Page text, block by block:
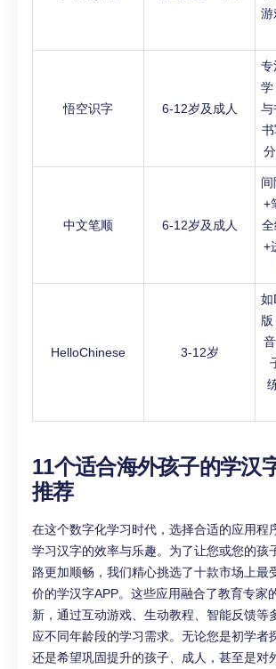
游
悟空识字 6-12岁及成人
专
学
与
中文笔顺 6-12岁及成人
+
+
HelloChinese 3-12岁
如
11个适合海外孩子的学汉
推荐
在这个数字化学习时代，选择合适的应用程
学习汉字的效率与乐趣。为了让您或您的孩
路更加顺畅，我们精心挑选了十款市场上最
价的学汉字APP。这些应用融合了教育专家
新，通过互动游戏、生动教程、智能反馈等
应不同年龄段的学习需求。无论您是初学者
还是希望巩固提升的孩子、成人，甚至是对